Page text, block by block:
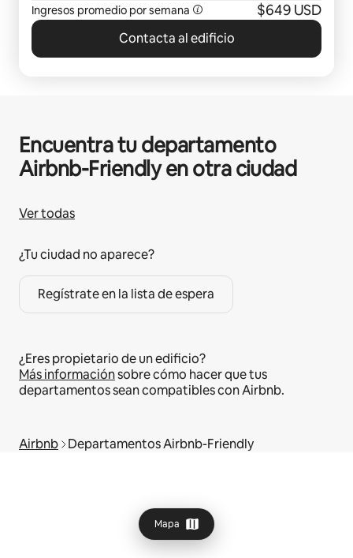
Ingresos promedio por semana $649 USD
Contacta al edificio
Mapa
Encuentra tu departamento
Airbnb-Friendly en otra ciudad
Ver todas
¿Tu ciudad no aparece?
Regístrate en la lista de espera
¿Eres propietario de un edificio?
Más informaciónsobre cómo hacer que tus
departamentos sean compatibles con Airbnb.
Airbnb Departamentos Airbnb-Friendly